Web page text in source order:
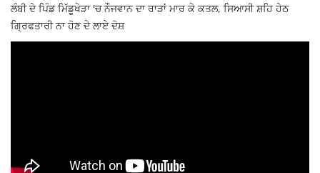
ਲੰਬੀ ਦੇ ਪਿੰਡ ਮਿੱਡੂਖੇੜਾ 'ਚ ਨੌਜਵਾਨ ਦਾ ਰਾੜਾਂ ਮਾਰ ਕੇ ਕਤਲ, ਸਿਆਸੀ ਸ਼ਹਿ ਹੇਠ
ਗ੍ਰਿਫਤਾਰੀ ਨਾ ਹੋਣ ਦੇ ਲਾਏ ਦੋਸ਼